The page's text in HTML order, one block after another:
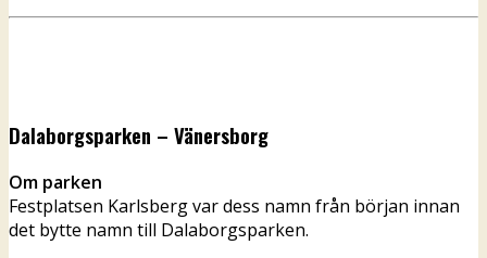
Dalaborgsparken – Vänersborg
Om parken
Festplatsen Karlsberg var dess namn från början innan
det bytte namn till Dalaborgsparken.